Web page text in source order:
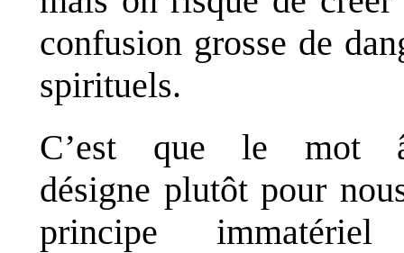
confusion grosse de
spirituels.
C’est que le mot
désigne plutôt pour
principe